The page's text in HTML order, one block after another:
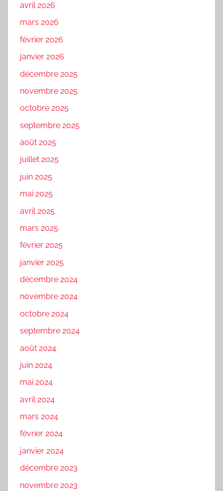
avril 2026
mars 2026
février 2026
janvier 2026
décembre 2025
novembre 2025
octobre 2025
septembre 2025
août 2025
juillet 2025
juin 2025
mai 2025
avril 2025
mars 2025
février 2025
janvier 2025
décembre 2024
novembre 2024
octobre 2024
septembre 2024
août 2024
juin 2024
mai 2024
avril 2024
mars 2024
février 2024
janvier 2024
décembre 2023
novembre 2023